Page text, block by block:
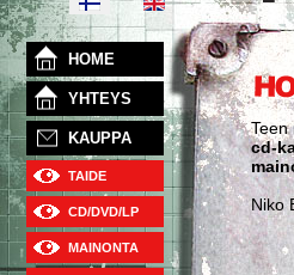
Teen
cd-
Niko
HOME
YHTEYS
KAUPPA
TAIDE
CD/DVD/LP
MAINONTA